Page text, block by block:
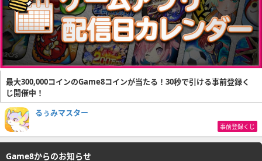
最大300,000コインのGame8コインが当たる！30秒で引ける事前登録く
じ開催中！
るぅみマスター
事前登録くじ
Game8からのお知らせ